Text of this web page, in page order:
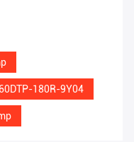
180R-9Y04